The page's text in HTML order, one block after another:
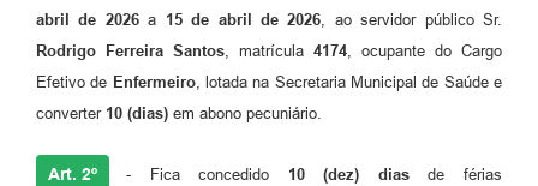
abril de 2026a 15 de abril de 2026, ao servidor público Sr.
Rodrigo Ferreira Santos, matrícula 4174, ocupante do Cargo
Efetivo de Enfermeiro, lotada na Secretaria Municipal de Saúde e
converter 10 (dias) em abono pecuniário.
Art. 2º - Fica concedido 10(dez) diasde férias